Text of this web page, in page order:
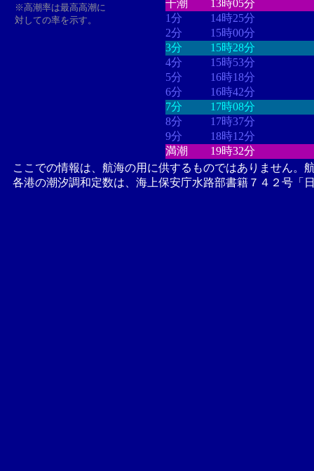
※高潮率は最高高潮に
対しての率を示す。
干潮
13時05分
1分
14時25分
2分
15時00分
3分
15時28分
4分
15時53分
5分
16時18分
6分
16時42分
7分
17時08分
8分
17時37分
9分
18時12分
満潮
19時32分
ここでの情報は、航海の用に供するものではありません。
各港の潮汐調和定数は、海上保安庁水路部書籍７４２号「